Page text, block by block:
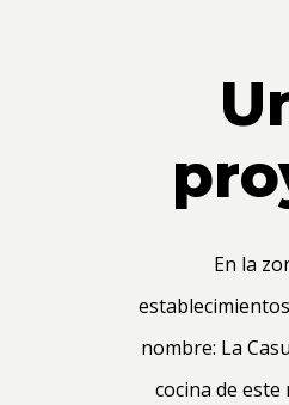
En la
nombre: La
cocina de